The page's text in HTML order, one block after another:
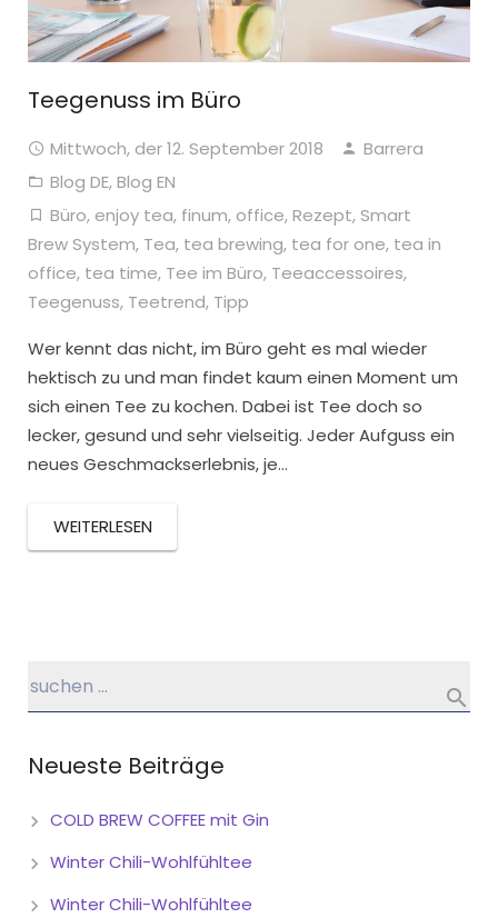
Teegenuss im Büro
Mittwoch, der 12. September 2018
Barrera
Blog DE,Blog EN
Büro, enjoy tea, finum, office,Rezept, Smart
Brew System, Tea, tea brewing, tea for one, tea in
office, tea time, Tee im Büro, Teeaccessoires,
Teegenuss, Teetrend, Tipp
Wer kennt das nicht, im Büro geht es mal wieder
hektisch zu und man findet kaum einen Moment um
sich einen Tee zu kochen. Dabei ist Tee doch so
lecker, gesund und sehr vielseitig. Jeder Aufguss ein
neues Geschmackserlebnis, je…
WEITERLESEN
Neueste Beiträge
COLD BREW COFFEE mit Gin
Winter Chili-Wohlfühltee
Winter Chili-Wohlfühltee